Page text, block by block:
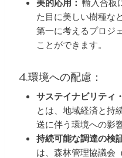
た目に美しい樹種な
第一に考えるプロジ
ことができます。
4.環境への配慮：
サステイナビリティ
とは、地域経済と持
送に伴う環境への影
持続可能な調達の検
は、森林管理協議会